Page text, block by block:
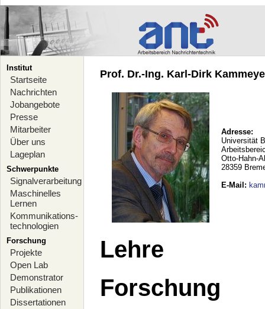
Institut
Startseite
Nachrichten
Jobangebote
Presse
Mitarbeiter
Über uns
Lageplan
Schwerpunkte
Signalverarbeitung
Maschinelles
Lernen
Kommunikations-
technologien
Forschung
Projekte
Open Lab
Demonstrator
Publikationen
Dissertationen
Prof. Dr.-Ing. Karl-Dirk
Adresse:
Universität
Otto-Hahn-
28359
E-Mail :
Lehre
Forschung